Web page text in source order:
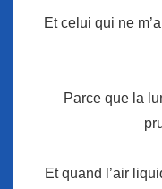
Et celui qui ne
Parce que la
Et quand l’air